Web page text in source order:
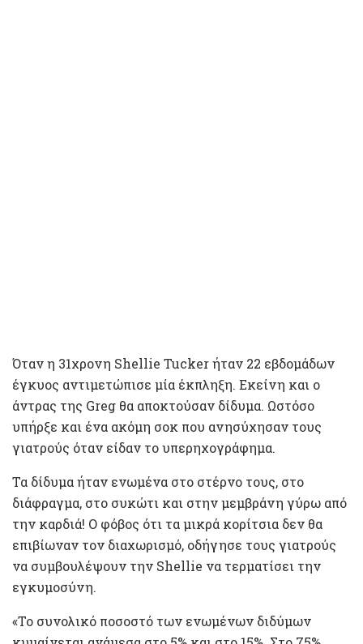
Όταν η 31χρονη Shellie Tucker ήταν 22 εβδομάδων
έγκυος αντιμετώπισε μία έκπληξη. Εκείνη και ο
άντρας της Greg θα αποκτούσαν δίδυμα. Ωστόσο
υπήρξε και ένα ακόμη σοκ που ανησύχησαν τους
γιατρούς όταν είδαν το υπερηχογράφημα.
Τα δίδυμα ήταν ενωμένα στο στέρνο τους, στο
διάφραγμα, στο συκώτι και στην μεμβράνη γύρω από
την καρδιά! Ο φόβος ότι τα μικρά κορίτσια δεν θα
επιβίωναν τον διαχωρισμό, οδήγησε τους γιατρούς
να συμβουλέψουν την Shellie να τερματίσει την
εγκυμοσύνη.
«Το συνολικό ποσοστό των ενωμένων διδύμων